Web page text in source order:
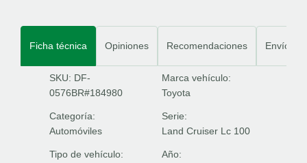
Ficha técnica Opiniones Recomendaciones Envíos
SKU: DF-
0576BR#184980
Categoría:
Automóviles
Tipo de vehículo:
Marca vehículo:
Toyota
Serie:
Land Cruiser Lc 100
Año: